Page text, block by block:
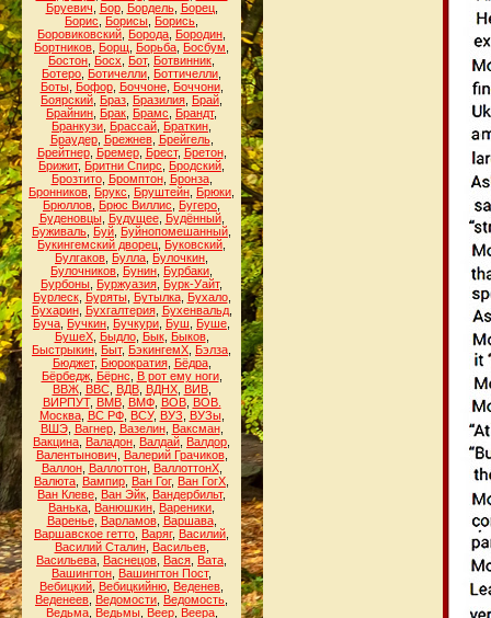
Бруевич
Бор, Бордель, Борец,
Борис
Борисы Борись
Боровиковский Борода Бородин
Бортников Борщ Борьба Босбум
Бостон Босх Бот, Ботвинник
Ботеро Ботичелли Боттичелли
Боты, Бофор, Боччоне, Боччони,
Боярский Браз Бразилия Брай
Брайнин Брак Брамс Брандт,
Бранкузи Брассай Браткин
Браудер, Брежнев, Брейгель,
Брейтнер, Бремер, Брест, Бретон,
Брижит, Бритни Спирс Бродский
Брозтито, Бромптон, Бронза,
Бронников Брукс Бруштейн Брюки
Брюллов Брюс Виллис Бугеро
Буденовцы, Будущее, Будённый,
Буживаль Буй Буйнопомешанный
Букингемский дворец Буковский
Булгаков Булла Булочкин
Булочников Бунин Бурбаки
Бурбоны Буржуазия Бурк-Уайт,
Бурлеск, Буряты, Бутылка, Бухало,
Бухарин, Бухгалтерия, Бухенвальд,
Буча Бучкин Бучкури Буш Буше
БушеХ, Быдло, Бык, Быков,
Быстрыкин Быт, БэкингемХ Бэлза
Бюджет, Бюрократия, Бёдра,
Бёрбедж, Бёрнс В рот ему ноги,
ВВЖ, ВВС, ВДВ, ВДНХ, ВИВ,
ВИРПУТ, ВМВ, ВМФ, ВОВ, ВОВ.
Москва, ВС РФ, ВСУ, ВУЗ ВУЗы,
ВШЭ, Вагнер, Вазелин, Ваксман,
Вакцина Валадон Валдай Валдор
Валентынович
Валерий Грачиков,
Валлон, Валлоттон, ВаллоттонХ,
Валюта Вампир Ван Гог, Ван ГогХ
Ван Клеве Ван Эйк Вандербильт,
Ванька Ванюшкин Вареники
Варенье, Варламов, Варшава,
Варшавское гетто Варяг, Василий
Василий Сталин, Васильев,
Васильева Васнецов Вася Вата
Вашингтон Вашингтон Пост,
Вебицкий Вебицкийню Веденев
Веденеев Ведомости Ведомость
Ведьма, Ведьмы, Веер, Веера,